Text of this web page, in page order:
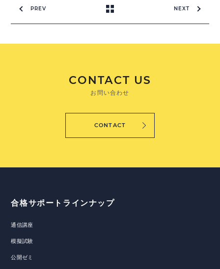
PREV NEXT
CONTACT US
お問い合わせ
CONTACT
合格サポートラインナップ
通信講座
模擬試験
公開ゼミ